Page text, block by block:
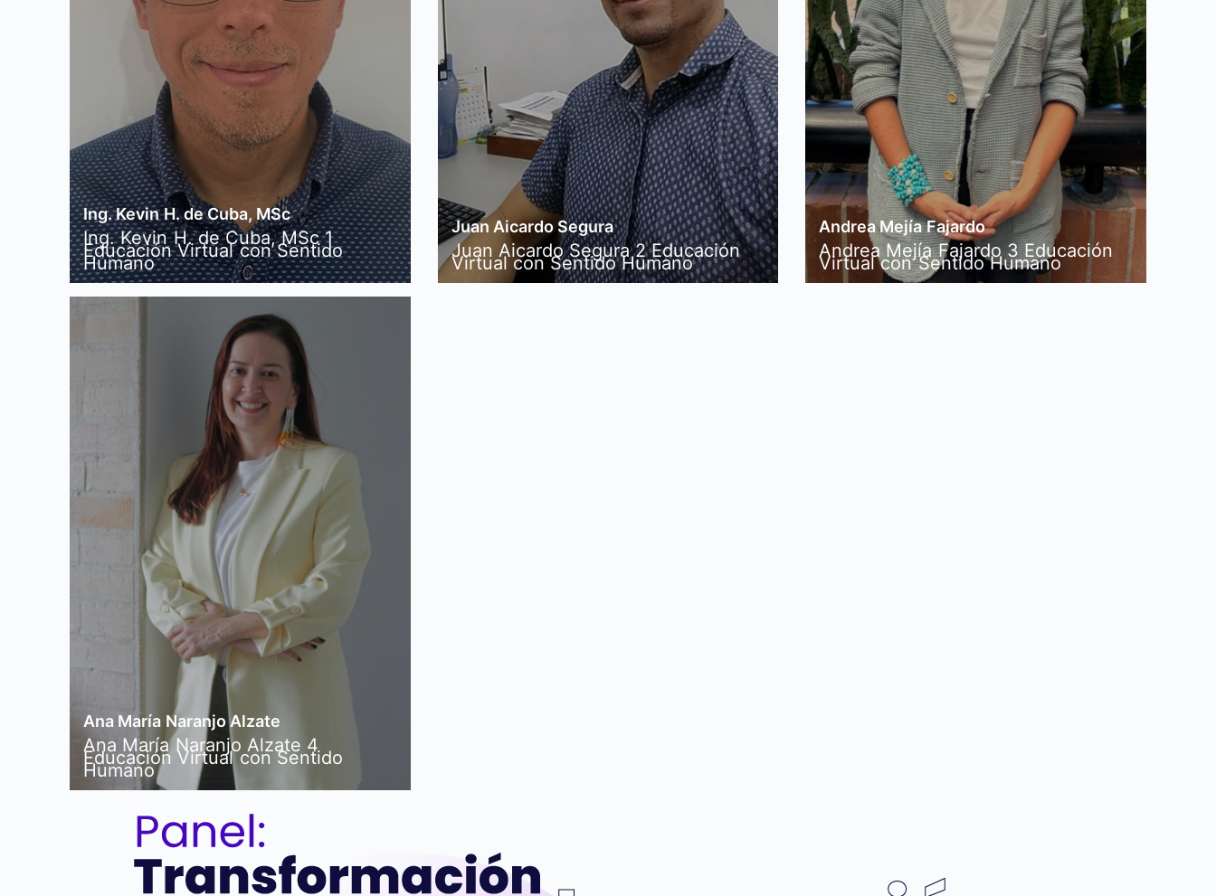
Ing. Kevin H. de Cuba, MSc
Ing. Kevin H. de Cuba, MSc 1
Educación Virtual con Sentido
Humano
Juan Aicardo Segura
Juan Aicardo Segura 2 Educación
Virtual con Sentido Humano
Andrea Mejía Fajardo
Andrea Mejía Fajardo 3 Educación
Virtual con Sentido Humano
Ana María Naranjo Alzate
Ana María Naranjo Alzate 4
Educación Virtual con Sentido
Humano